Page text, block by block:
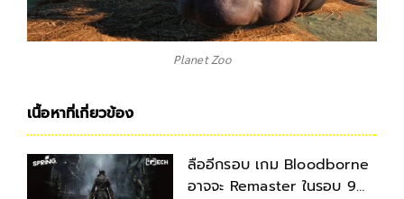
Planet Zoo
เนื้อหาที่เกี่ยวข้อง
ลืออีกรอบ เกม Bloodborne
อาจจะ Remaster ในรอบ 9